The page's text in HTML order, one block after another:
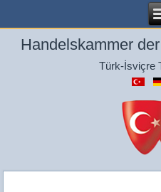
Handelskammer
Türk-İsviçre